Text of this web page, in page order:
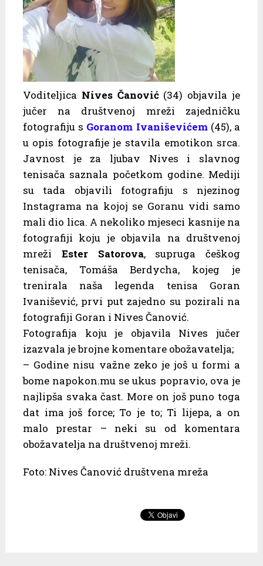
Voditeljica Nives Čanović(34) objavila je
jučer na društvenoj mreži zajedničku
fotografiju s Goranom Ivaniševićem(45), a
u opis fotografije je stavila emotikon srca.
Javnost je za ljubav Nives i slavnog
tenisača saznala početkom godine. Mediji
su tada objavili fotografiju s njezinog
Instagrama na kojoj se Goranu vidi samo
mali dio lica. A nekoliko mjeseci kasnije na
fotografiji koju je objavila na društvenoj
mreži Ester Satorova, supruga češkog
tenisača, Tomáša Berdycha, kojeg je
trenirala naša legenda tenisa Goran
Ivanišević, prvi put zajedno su pozirali na
fotografiji Goran i Nives Čanović.
Fotografija koju je objavila Nives jučer
izazvala je brojne komentare obožavatelja;
– Godine nisu važne zeko je još u formi a
bome napokon.mu se ukus popravio, ova je
najlipša svaka čast. More on još puno toga
dat ima još force; To je to; Ti lijepa, a on
malo prestar – neki su od komentara
obožavatelja na društvenoj mreži.
Foto: Nives Čanović društvena mreža